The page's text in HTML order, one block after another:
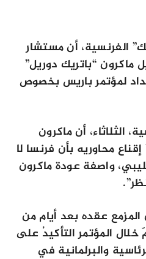
الفرنسية، أن مستشار
ماكرون “باتريك دوريل”
لمؤتمر باريس بخصوص
الثلاثاء، أن ماكرون
محاوريه بأن فرنسا لا
واصفة عودة ماكرون
عقده بعد أيام من
خلال المؤتمر التأكيدُ على
والبرلمانية في